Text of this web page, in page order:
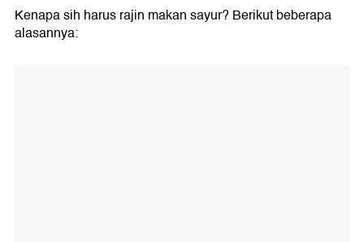
8. Ada Zat Gizi yang Sulit Diperoleh Kalau
Tidak Makan dari Sayur
Kenapa sih harus rajin makan sayur? Berikut beberapa
alasannya: